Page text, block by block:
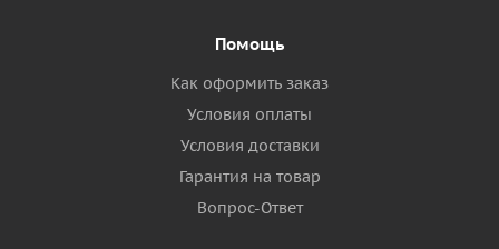
Помощь
Как оформить заказ
Условия оплаты
Условия доставки
Гарантия на товар
Вопрос-Ответ